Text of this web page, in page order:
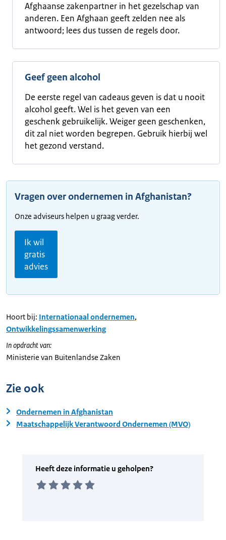
Afghaanse zakenpartner in het gezelschap van
anderen. Een Afghaan geeft zelden nee als
antwoord; lees dus tussen de regels door.
Geef geen alcohol
De eerste regel van cadeaus geven is dat u nooit
alcohol geeft. Wel is het geven van een
geschenk gebruikelijk. Weiger geen geschenken,
dit zal niet worden begrepen. Gebruik hierbij wel
het gezond verstand.
Vragen over ondernemen in Afghanistan?
Onze adviseurs helpen u graag verder.
Ik wil
gratis
advies
Hoort bij: Internationaal ondernemen,
Ontwikkelingssamenwerking
In opdracht van:
Ministerie van Buitenlandse Zaken
Zie ook
Ondernemen in Afghanistan
Maatschappelijk Verantwoord Ondernemen (MVO)